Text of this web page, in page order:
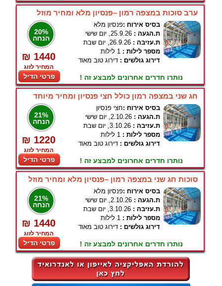
ערב סוכות במצפה רמון –פנסיון מלא ומחיר מוזל
20%
הנחה
₪ 1440
המחיר לזוג
פרטי הדיל
בסיס אירוח :פנסיון מלא
ת.הגעה : 25.9.26, יום שישי
ת.עזיבה : 26.9.26, יום שבת
מספר לילות : 1 לילות
דירוג גולשים : דירוג טוב מאוד
נותרו חדרים אחרונים למבצע זה !
חג שני במצפה רמון כולל חצי פנסיון ומחיר מיוחד
21%
הנחה
₪ 1220
המחיר לזוג
פרטי הדיל
בסיס אירוח :חצי פנסיון
ת.הגעה : 2.10.26, יום שישי
ת.עזיבה : 3.10.26, יום שבת
מספר לילות : 1 לילות
דירוג גולשים : דירוג טוב מאוד
נותרו חדרים אחרונים למבצע זה !
סוכות חג שני במצפה רמון –פנסיון מלא ומחיר מוזל
21%
הנחה
₪ 1440
המחיר לזוג
פרטי הדיל
בסיס אירוח :פנסיון מלא
ת.הגעה : 2.10.26, יום שישי
ת.עזיבה : 3.10.26, יום שבת
מספר לילות : 1 לילות
דירוג גולשים : דירוג טוב מאוד
נותרו חדרים אחרונים למבצע זה !